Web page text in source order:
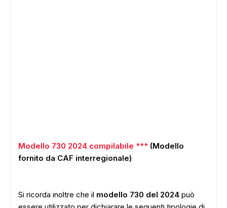
Modello 730 2024 compilabile *** (Modello
fornito da CAF interregionale)
Si ricorda inoltre che il modello 730 del 2024 può